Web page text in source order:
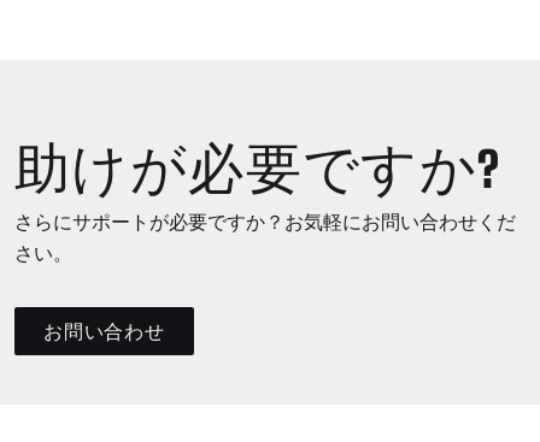
助けが必要ですか?
さらにサポートが必要ですか？お気軽にお問い合わせくだ
さい。
お問い合わせ